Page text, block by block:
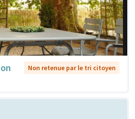
Non retenue par le tri citoyen